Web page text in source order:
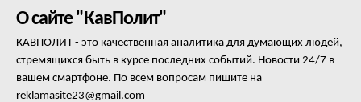
О сайте "КавПолит"
КАВПОЛИТ - это качественная аналитика для думающих людей,
стремящихся быть в курсе последних событий. Новости 24/7 в
вашем смартфоне. По всем вопросам пишите на
reklamasite23@gmail.com